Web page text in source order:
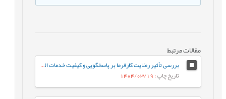
مقالات مرتبط
بررسی تأثیر رضایت کارفرما بر پاسخگویی و کیفیت خدمات الکترونیک با میانجی گری اعتماد کارفرمایان کارگاه های کسب و کار کوچک شهرستان شازند
تاریخ چاپ: 1404/03/19